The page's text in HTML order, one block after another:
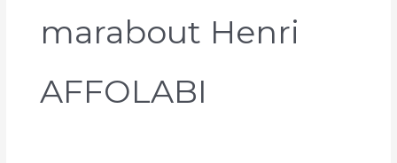
marabout Henri
AFFOLABI